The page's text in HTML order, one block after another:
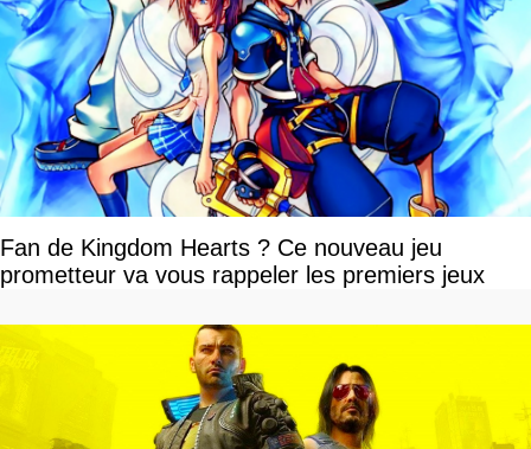
Fan de Kingdom Hearts ? Ce nouveau jeu
prometteur va vous rappeler les premiers jeux